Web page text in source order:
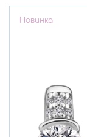
Новинка